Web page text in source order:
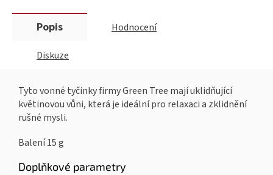
Popis Hodnocení
Diskuze
Tyto vonné tyčinky firmy Green Tree mají uklidňující
květinovou vůni, která je ideální pro relaxaci a zklidnění
rušné mysli.
Balení 15 g
Doplňkové parametry